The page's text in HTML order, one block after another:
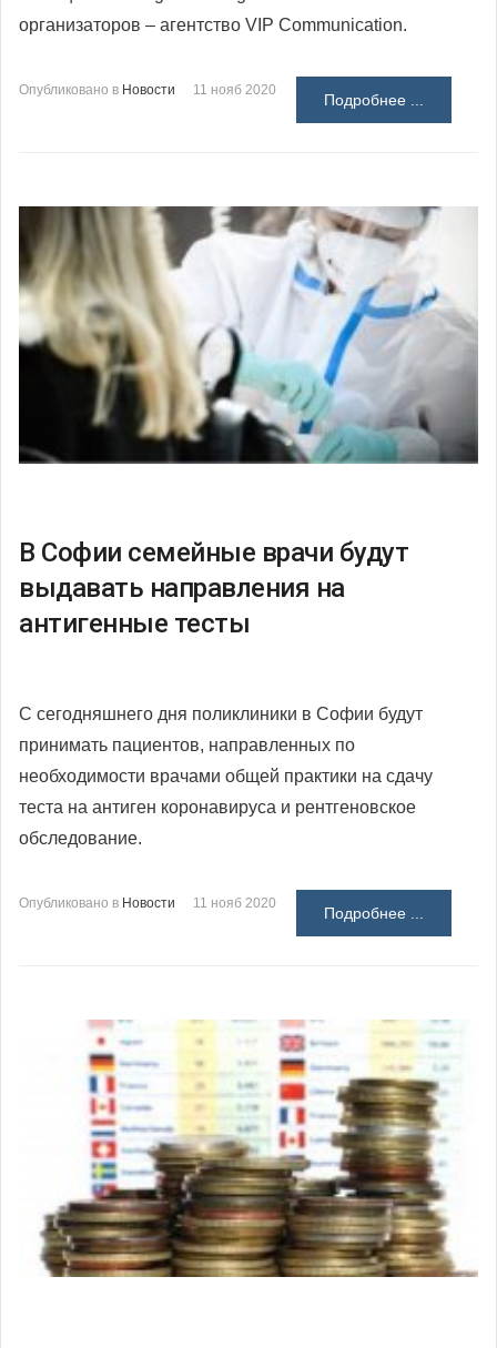
организаторов – агентство VIP Communication.
Опубликовано в Новости 11 нояб 2020
Подробнее ...
В Софии семейные врачи будут
выдавать направления на
антигенные тесты
С сегодняшнего дня поликлиники в Софии будут
принимать пациентов, направленных по
необходимости врачами общей практики на сдачу
теста на антиген коронавируса и рентгеновское
обследование.
Опубликовано в Новости 11 нояб 2020
Подробнее ...